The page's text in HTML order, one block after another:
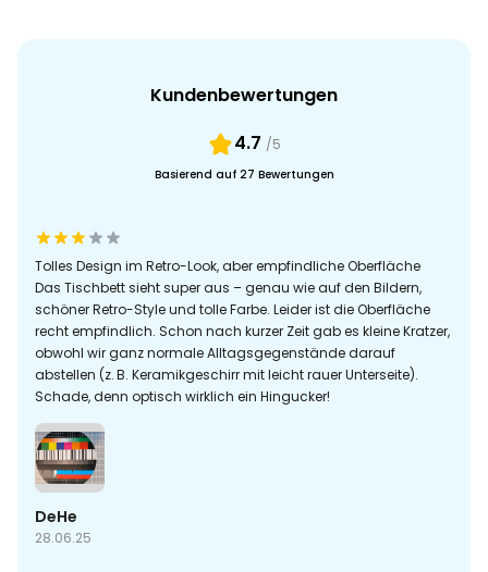
Kundenbewertungen
4.7 /5
Basierend auf 27 Bewertungen
Tolles Design im Retro-Look, aber empfindliche Oberfläche
Das Tischbett sieht super aus – genau wie auf den Bildern,
schöner Retro-Style und tolle Farbe. Leider ist die Oberfläche
recht empfindlich. Schon nach kurzer Zeit gab es kleine Kratzer,
obwohl wir ganz normale Alltagsgegenstände darauf
abstellen (z. B. Keramikgeschirr mit leicht rauer Unterseite).
Schade, denn optisch wirklich ein Hingucker!
DeHe
28.06.25